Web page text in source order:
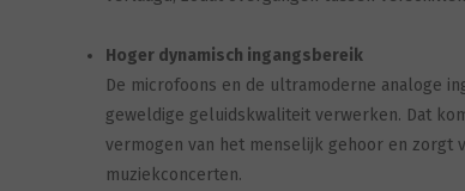
Hoger dynamisch ingangsbereik
De microfoons en de ultramoderne analoge
geweldige geluidskwaliteit verwerken. Dat
vermogen van het menselijk gehoor en zorgt
muziekconcerten.